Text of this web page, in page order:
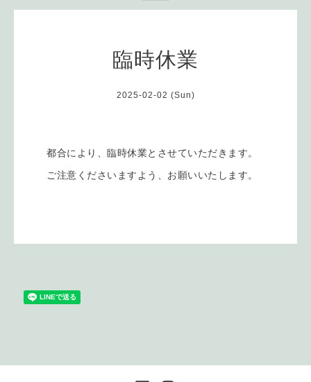
臨時休業
2025-02-02 (Sun)
都合により、臨時休業とさせていただきます。
ご注意くださいますよう、お願いいたします。